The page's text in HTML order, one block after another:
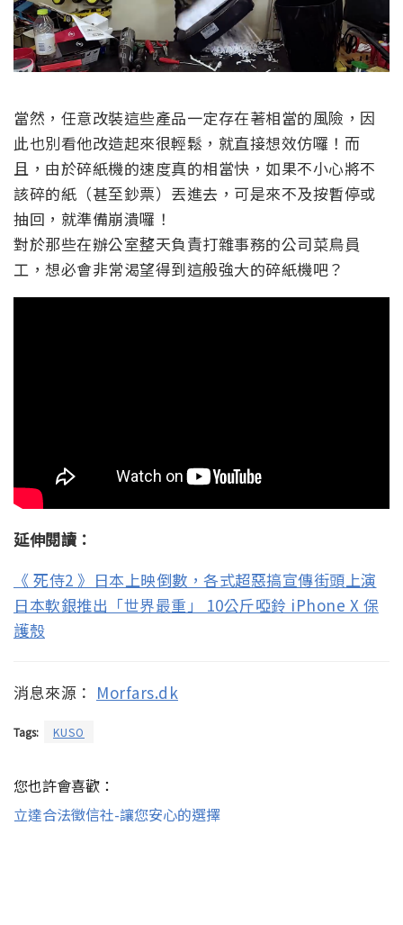
當然，任意改裝這些產品一定存在著相當的風險，因
此也別看他改造起來很輕鬆，就直接想效仿囉！而
且，由於碎紙機的速度真的相當快，如果不小心將不
該碎的紙（甚至鈔票）丟進去，可是來不及按暫停或
抽回，就準備崩潰囉！
對於那些在辦公室整天負責打雜事務的公司菜鳥員
工，想必會非常渴望得到這般強大的碎紙機吧？
延伸閱讀：
《 死侍2 》日本上映倒數，各式超惡搞宣傳街頭上演
日本軟銀推出「世界最重」 10公斤啞鈴 iPhone X 保
護殼
消息來源： Morfars.dk
Tags: KUSO
您也許會喜歡：
立達合法徵信社-讓您安心的選擇